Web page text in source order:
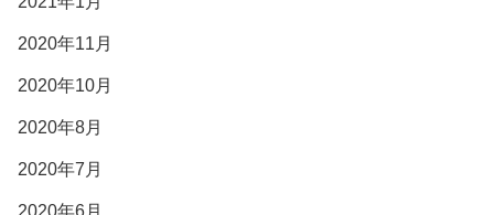
2020年11月
2020年10月
2020年8月
2020年7月
2020年6月